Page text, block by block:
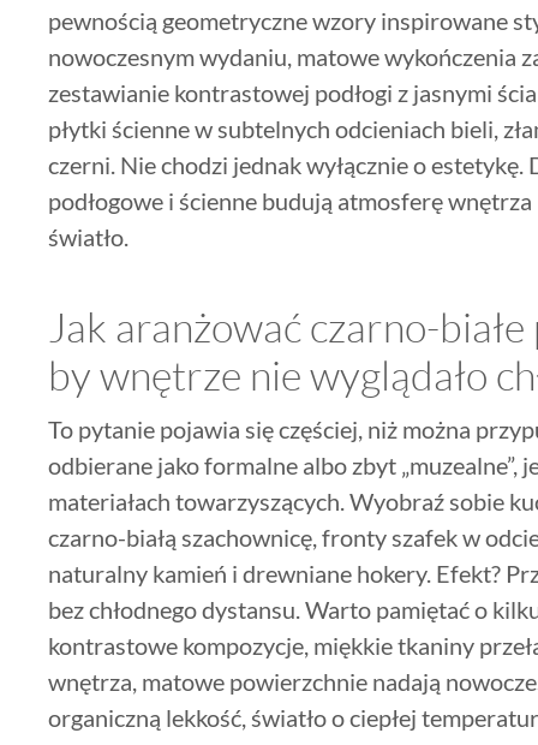
pewnością geometryczne wzory inspirowane
nowoczesnym wydaniu, matowe wykończenia
zestawianie kontrastowej podłogi z jasnymi
płytki ścienne w subtelnych odcieniach bieli,
czerni. Nie chodzi jednak wyłącznie o estetykę.
podłogowe i ścienne budują atmosferę
światło.
Jak aranżować czarno-
by wnętrze nie wyglądało
To pytanie pojawia się częściej, niż można
odbierane jako formalne albo zbyt
materiałach towarzyszących. Wyobraź sobie
czarno-białą szachownicę, fronty szafek w
naturalny kamień i drewniane hokery. Efekt?
bez chłodnego dystansu. Warto pamiętać o
kontrastowe kompozycje, miękkie tkaniny
wnętrza, matowe powierzchnie nadają
organiczną lekkość, światło o ciepłej